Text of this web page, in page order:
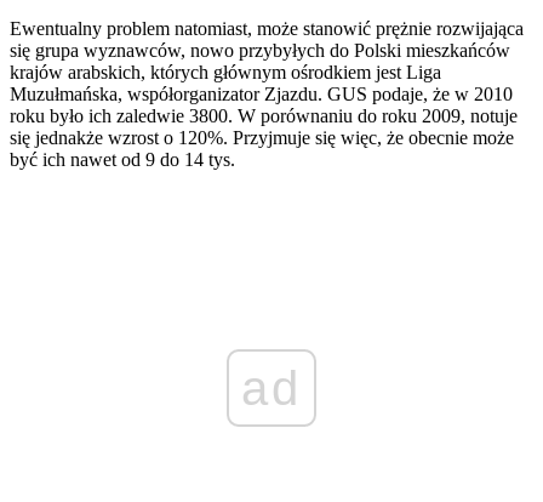
Ewentualny problem natomiast, może stanowić prężnie rozwijająca
się grupa wyznawców, nowo przybyłych do Polski mieszkańców
krajów arabskich, których głównym ośrodkiem jest Liga
Muzułmańska, współorganizator Zjazdu. GUS podaje, że w 2010
roku było ich zaledwie 3800. W porównaniu do roku 2009, notuje
się jednakże wzrost o 120%. Przyjmuje się więc, że obecnie może
być ich nawet od 9 do 14 tys.
ad